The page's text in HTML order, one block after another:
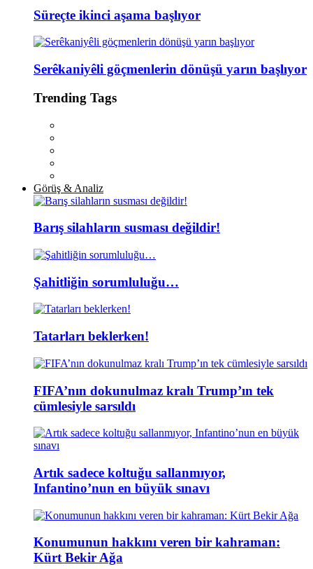
Süreçte ikinci aşama başlıyor
Serêkaniyêli göçmenlerin dönüşü yarın başlıyor
Trending Tags
Görüş & Analiz
Barış silahların susması değildir!
Şahitliğin sorumluluğu…
Tatarları beklerken!
FIFA’nın dokunulmaz kralı Trump’ın tek
cümlesiyle sarsıldı
Artık sadece koltuğu sallanmıyor,
Infantino’nun en büyük sınavı
Konumunun hakkını veren bir kahraman:
Kürt Bekir Ağa